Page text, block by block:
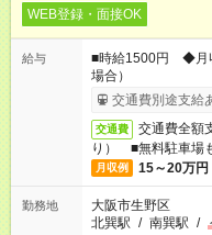
WEB登録・面接OK
給与
■時給1500円 ◆月
場合）
交通費別途支給
交通費
交通費全額
り） ■無料駐車場
月収例 15～20万円
勤務地
大阪市生野区
北巽駅 / 南巽駅 /